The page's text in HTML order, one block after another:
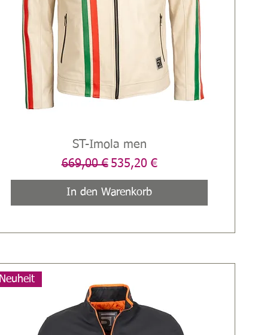
Schnellansicht
ST-Imola men
Standardpreis
669,00 € Sale-Preis
535,20 €
In den Warenkorb
Neuheit